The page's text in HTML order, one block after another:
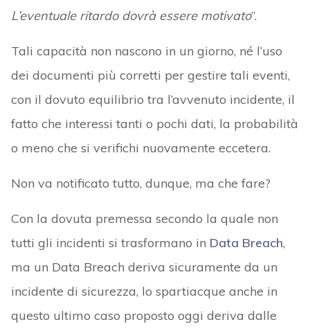
L’eventuale ritardo dovrà essere motivato”.
Tali capacità non nascono in un giorno, né l’uso
dei documenti più corretti per gestire tali eventi,
con il dovuto equilibrio tra l’avvenuto incidente, il
fatto che interessi tanti o pochi dati, la probabilità
o meno che si verifichi nuovamente eccetera.
Non va notificato tutto, dunque, ma che fare?
Con la dovuta premessa secondo la quale non
tutti gli incidenti si trasformano in Data Breach,
ma un Data Breach deriva sicuramente da un
incidente di sicurezza, lo spartiacque anche in
questo ultimo caso proposto oggi deriva dalle